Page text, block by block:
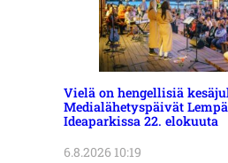
Vielä on hengellisiä
Medialähetyspäivät
Ideaparkissa 22. elokuuta
6.8.2026 10:19